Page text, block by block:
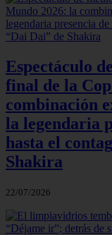
Espectáculo
final de la
combinación
la legendaria
hasta el
Shakira
22/07/2026